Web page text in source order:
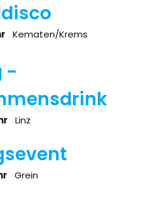
Kematen/Krems
-
Linz
Grein